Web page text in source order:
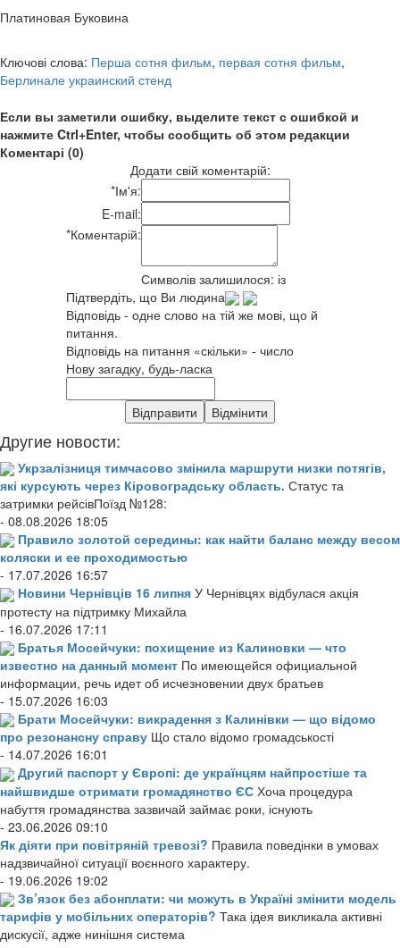
Платиновая Буковина
Ключові слова: Перша сотня фильм, первая сотня фильм,
Берлинале украинский стенд
Если вы заметили ошибку, выделите текст с ошибкой и
нажмите Ctrl+Enter, чтобы сообщить об этом редакции
Коментарі (0)
Додати свій коментарій:
*Ім'я:
E-mail:
*Коментарій:
Символів залишилося: із
Підтвердіть, що Ви людина
Відповідь - одне слово на тій же мові, що й
питання.
Відповідь на питання «скільки» - число
Нову загадку, будь-ласка
Другие новости:
Укрзалізниця тимчасово змінила маршрути низки потягів,
які курсують через Кіровоградську область. Статус та
затримки рейсівПоїзд №128:
- 08.08.2026 18:05
Правило золотой середины: как найти баланс между весом
коляски и ее проходимостью
- 17.07.2026 16:57
Новини Чернівців 16 липня У Чернівцях відбулася акція
протесту на підтримку Михайла
- 16.07.2026 17:11
Братья Мосейчуки: похищение из Калиновки — что
известно на данный момент По имеющейся официальной
информации, речь идет об исчезновении двух братьев
- 15.07.2026 16:03
Брати Мосейчуки: викрадення з Калинівки — що відомо
про резонансну справу Що стало відомо громадськості
- 14.07.2026 16:01
Другий паспорт у Європі: де українцям найпростіше та
найшвидше отримати громадянство ЄС Хоча процедура
набуття громадянства зазвичай займає роки, існують
- 23.06.2026 09:10
Як діяти при повітряній тревозі? Правила поведінки в умовах
надзвичайної ситуації воєнного характеру.
- 19.06.2026 19:02
Зв’язок без абонплати: чи можуть в Україні змінити модель
тарифів у мобільних операторів? Така ідея викликала активні
дискусії, адже нинішня система